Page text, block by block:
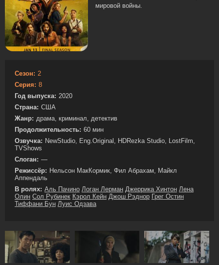
мировой войны.
Сезон: 2
Серия: 8
Год выпуска: 2020
Страна: США
Жанр: драма, криминал, детектив
Продолжительность: 60 мин
Озвучка: NewStudio, Eng.Original, HDRezka Studio, LostFilm,
TVShows
Слоган: —
Режиссёр: Нельсон МакКормик, Фил Абрахам, Майкл
Аппендаль
В ролях: Аль Пачино Логан Лерман Джеррика Хинтон Лена
Олин Сол Рубинек Кэрол Кейн Джош Рэднор Грег Остин
Тиффани Бун Луис Одзава